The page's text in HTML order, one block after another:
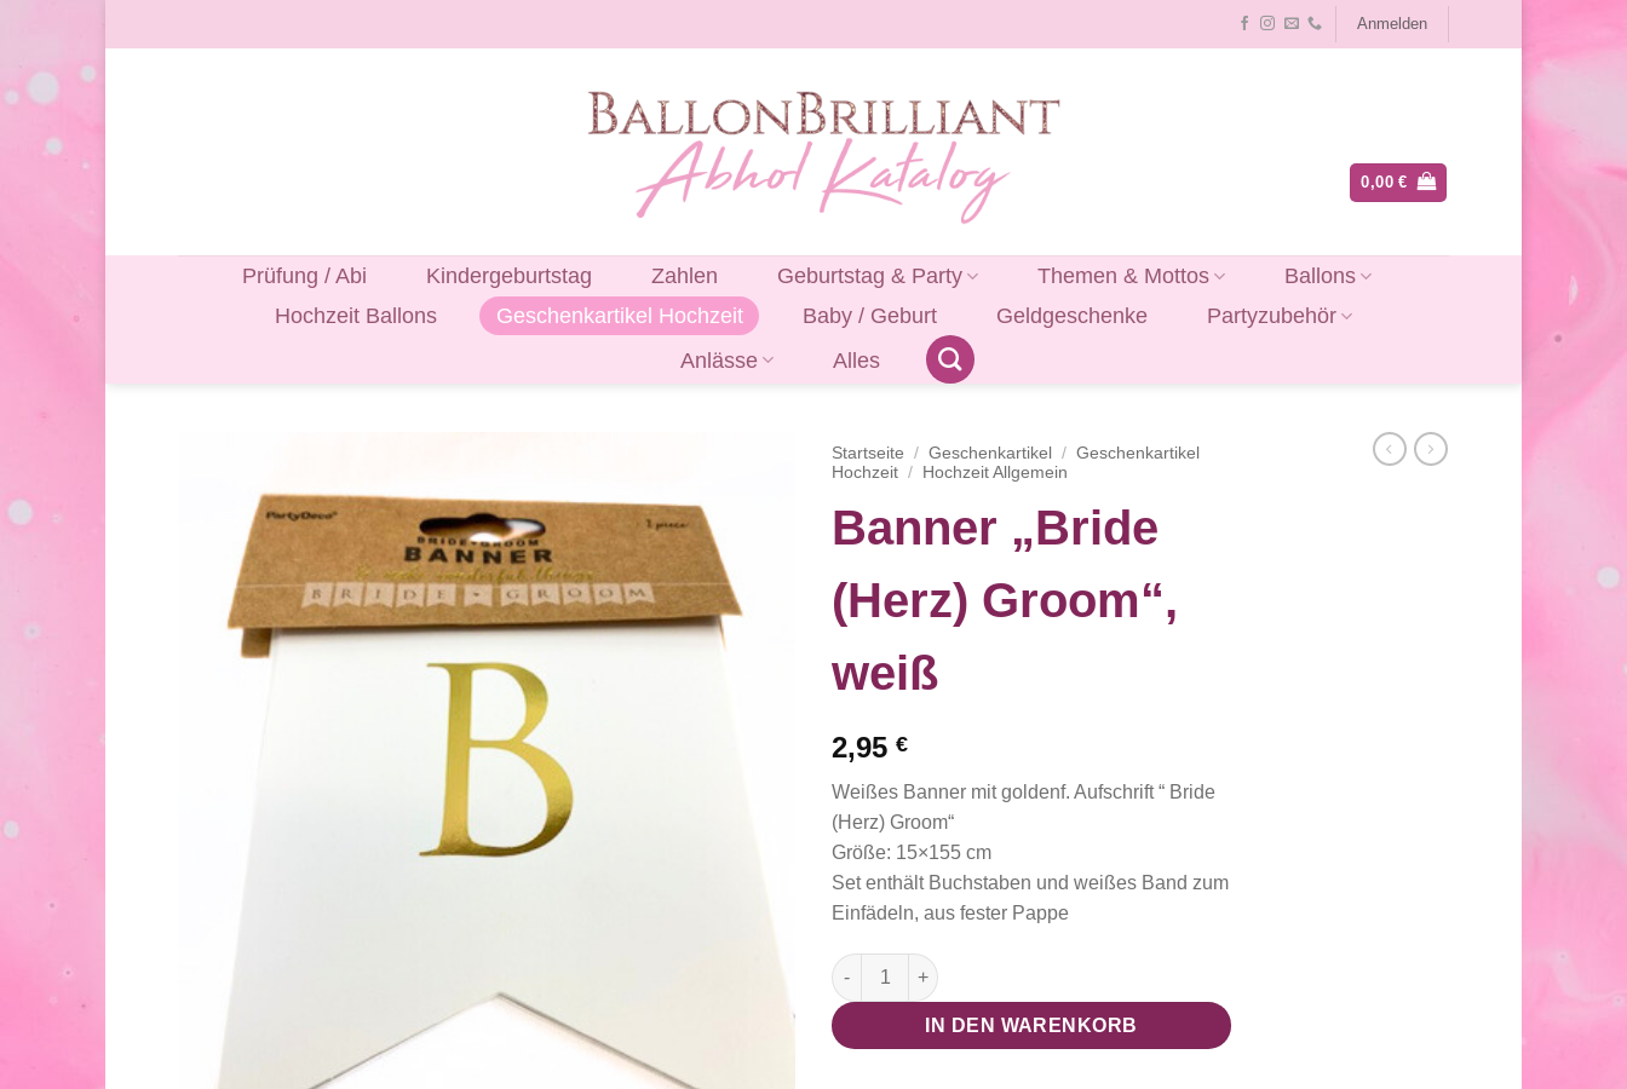
Inhalt
Anmelden
0,00€
Prüfung / Abi Kindergeburtstag Zahlen Geburtstag & Party Themen & Mottos
Ballons
Hochzeit Ballons
Geschenkartikel Hochzeit Baby / Geburt Geldgeschenke
Partyzubehör
Anlässe
Alles
Startseite / Geschenkartikel / Geschenkartikel
Hochzeit / Hochzeit Allgemein
Banner „Bride
(Herz) Groom“,
weiß
2,95 €
Weißes Banner mit goldenf. Aufschrift “ Bride
(Herz) Groom“
Größe: 15×155 cm
Set enthält Buchstaben und weißes Band zum
Einfädeln, aus fester Pappe
Banner "Bride (Herz) Groom", weiß Menge
IN DEN WARENKORB